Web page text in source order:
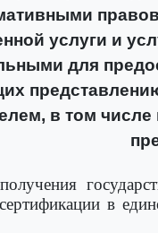
услуги и
для
в том
в